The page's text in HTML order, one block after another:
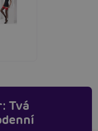
Tvá